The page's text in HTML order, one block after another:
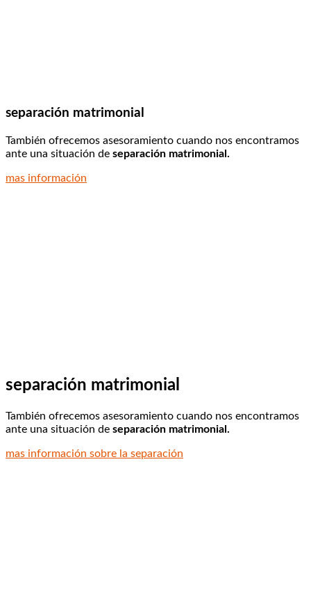
separación matrimonial
También ofrecemos asesoramiento cuando nos encontramos
ante una situación de separación matrimonial.
mas información
separación matrimonial
También ofrecemos asesoramiento cuando nos encontramos
ante una situación de separación matrimonial.
mas información sobre la separación